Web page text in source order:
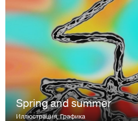
Spring and summer
Иллюстрация,Графика